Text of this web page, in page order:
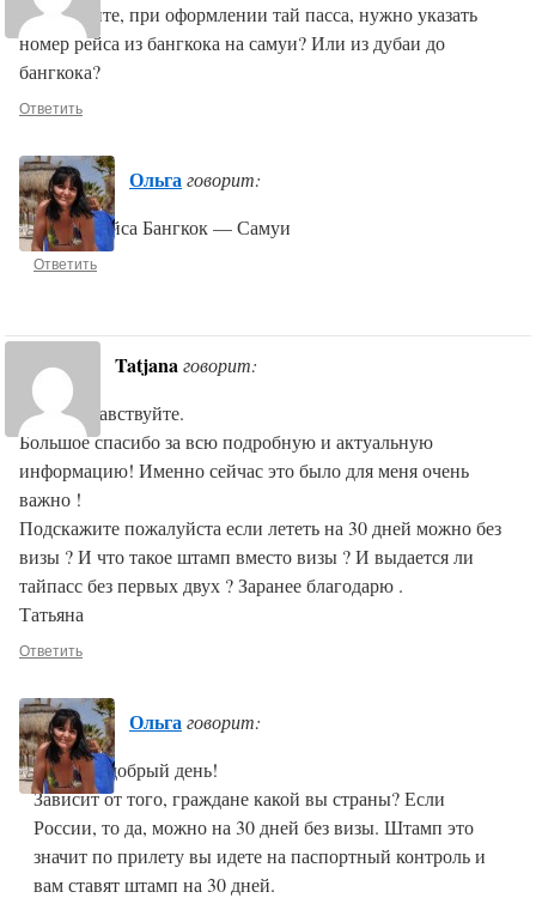
Подскажите, при оформлении тай пасса, нужно указать
номер рейса из бангкока на самуи? Или из дубаи до
бангкока?
Ответить
Ольгаговорит:
Номер рейса Бангкок — Самуи
Ответить
Tatjanaговорит:
Ольга здравствуйте.
Большое спасибо за всю подробную и актуальную
информацию! Именно сейчас это было для меня очень
важно !
Подскажите пожалуйста если лететь на 30 дней можно без
визы ? И что такое штамп вместо визы ? И выдается ли
тайпасс без первых двух ? Заранее благодарю .
Татьяна
Ответить
Ольгаговорит:
Татьяна, добрый день!
Зависит от того, граждане какой вы страны? Если
России, то да, можно на 30 дней без визы. Штамп это
значит по прилету вы идете на паспортный контроль и
вам ставят штамп на 30 дней.